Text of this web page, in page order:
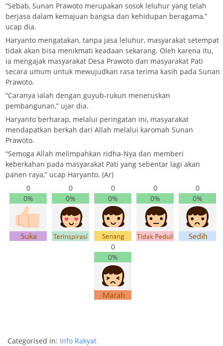
“Sebab, Sunan Prawoto merupakan sosok leluhur yang telah
berjasa dalam kemajuan bangsa dan kehidupan beragama,”
ucap dia.
Haryanto mengatakan, tanpa jasa leluhur, masyarakat setempat
tidak akan bisa menikmati keadaan sekarang. Oleh karena itu,
ia mengajak masyarakat Desa Prawoto dan masyarakat Pati
secara umum untuk mewujudkan rasa terima kasih pada Sunan
Prawoto.
“Caranya ialah dengan guyub-rukun meneruskan
pembangunan,” ujar dia.
Haryanto berharap, melalui peringatan ini, masyarakat
mendapatkan berkah dari Allah melalui karomah Sunan
Prawoto.
“Semoga Allah melimpahkan ridha-Nya dan memberi
keberkahan pada masyarakat Pati yang sebentar lagi akan
panen raya,” ucap Haryanto. (Ar)
0
0%
0
0%
0
0%
0
0%
0
0%
0
0%
Categorised in: Info Rakyat